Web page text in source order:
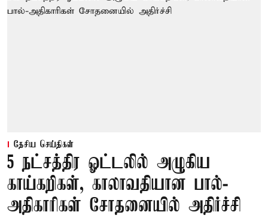
தேசிய செய்திகள்
5 நட்சத்திர ஓட்டலில் அழுகிய
காய்கறிகள், காலாவதியான பால்-
அதிகாரிகள் சோதனையில் அதிர்ச்சி